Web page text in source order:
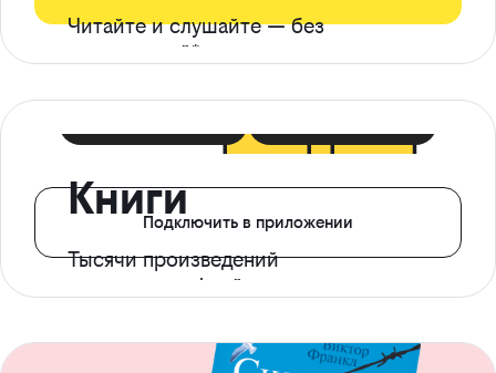
Читайте и слушайте — без
ограничений*
Книги
Тысячи произведений
с доступом офлайн
Подключить в приложении